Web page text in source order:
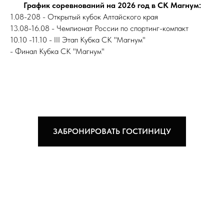
График соревнований на 2026 год в СК Магнум:
1.08-208 - Открытый кубок Алтайского края
13.08-16.08 - Чемпионат России по спортинг-компакт
10.10 -11.10 - III Этап Кубка СК "Магнум"
- Финал Кубка СК "Магнум"
ЗАБРОНИРОВАТЬ ГОСТИНИЦУ